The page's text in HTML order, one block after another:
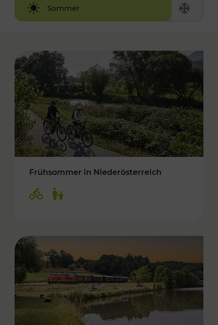
Sommer
Winter
Frühsommer in Niederösterreich